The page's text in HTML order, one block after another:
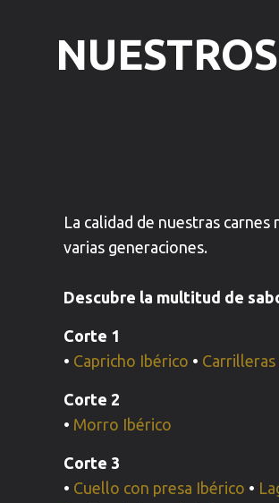
La calidad de nuestras
varias generaciones.
Descubre la multitud de
Corte 1
• Capricho Ibérico • Carrilleras
Corte 2
• Morro Ibérico
Corte 3
• Cuello con presa Ibérico •